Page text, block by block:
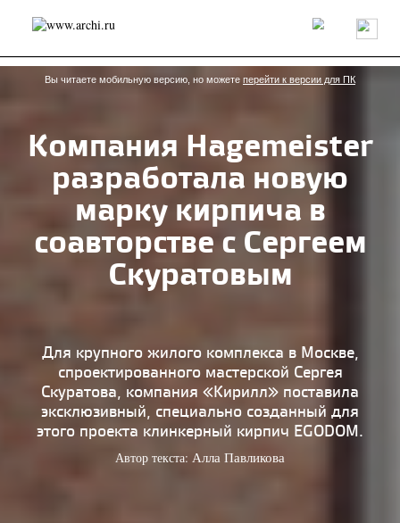
Россия Мир Технологии Интерьер Пресса
Архитекторы
Проекты
Конкурсы События Книги Вакансии
send.project Анонсы конкурсов
Блог
Интервью Исследование
Обзор
Объект
Результаты конкурса
Репортаж
Рецензия Архитектура
Выставка
Иностранцы в России
Интерьер
Книги
Наследие Образование
Урбанистика
Вы читаете мобильную версию, но можете перейти к версии для ПК
Компания Hagemeister
разработала новую
марку кирпича в
соавторстве с Сергеем
Скуратовым
Для крупного жилого комплекса в Москве,
спроектированного мастерской Сергея
Скуратова, компания «Кирилл» поставила
эксклюзивный, специально созданный для
этого проекта клинкерный кирпич EGODOM.
Автор текста: Алла Павликова